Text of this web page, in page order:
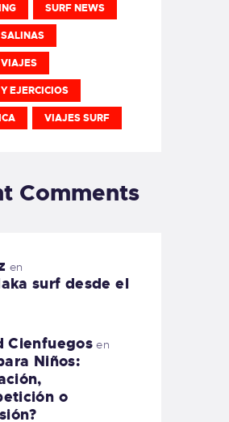
SURF NEWS
EJERCICIOS
VIAJES SURF
Comments
en
surf desde el
Cienfuegos en
Niños:
o